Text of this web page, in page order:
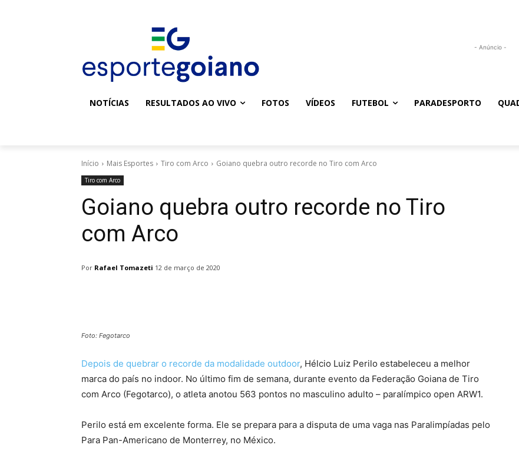
- Anúncio -
NOTÍCIAS RESULTADOS AO VIVO FOTOS VÍDEOS FUTEBOL PARADESPORTO
Início Mais Esportes Tiro com Arco Goiano quebra outro recorde no Tiro com Arco
Tiro com Arco
Goiano quebra outro recorde no Tiro
com Arco
Por Rafael Tomazeti 12 de março de 2020
Foto: Fegotarco
Depois de quebrar o recorde da modalidade outdoor, Hélcio Luiz Perilo estabeleceu a melhor
marca do país no indoor. No último fim de semana, durante evento da Federação Goiana de Tiro
com Arco (Fegotarco), o atleta anotou 563 pontos no masculino adulto – paralímpico open ARW1.
Perilo está em excelente forma. Ele se prepara para a disputa de uma vaga nas Paralimpíadas pelo
Para Pan-Americano de Monterrey, no México.